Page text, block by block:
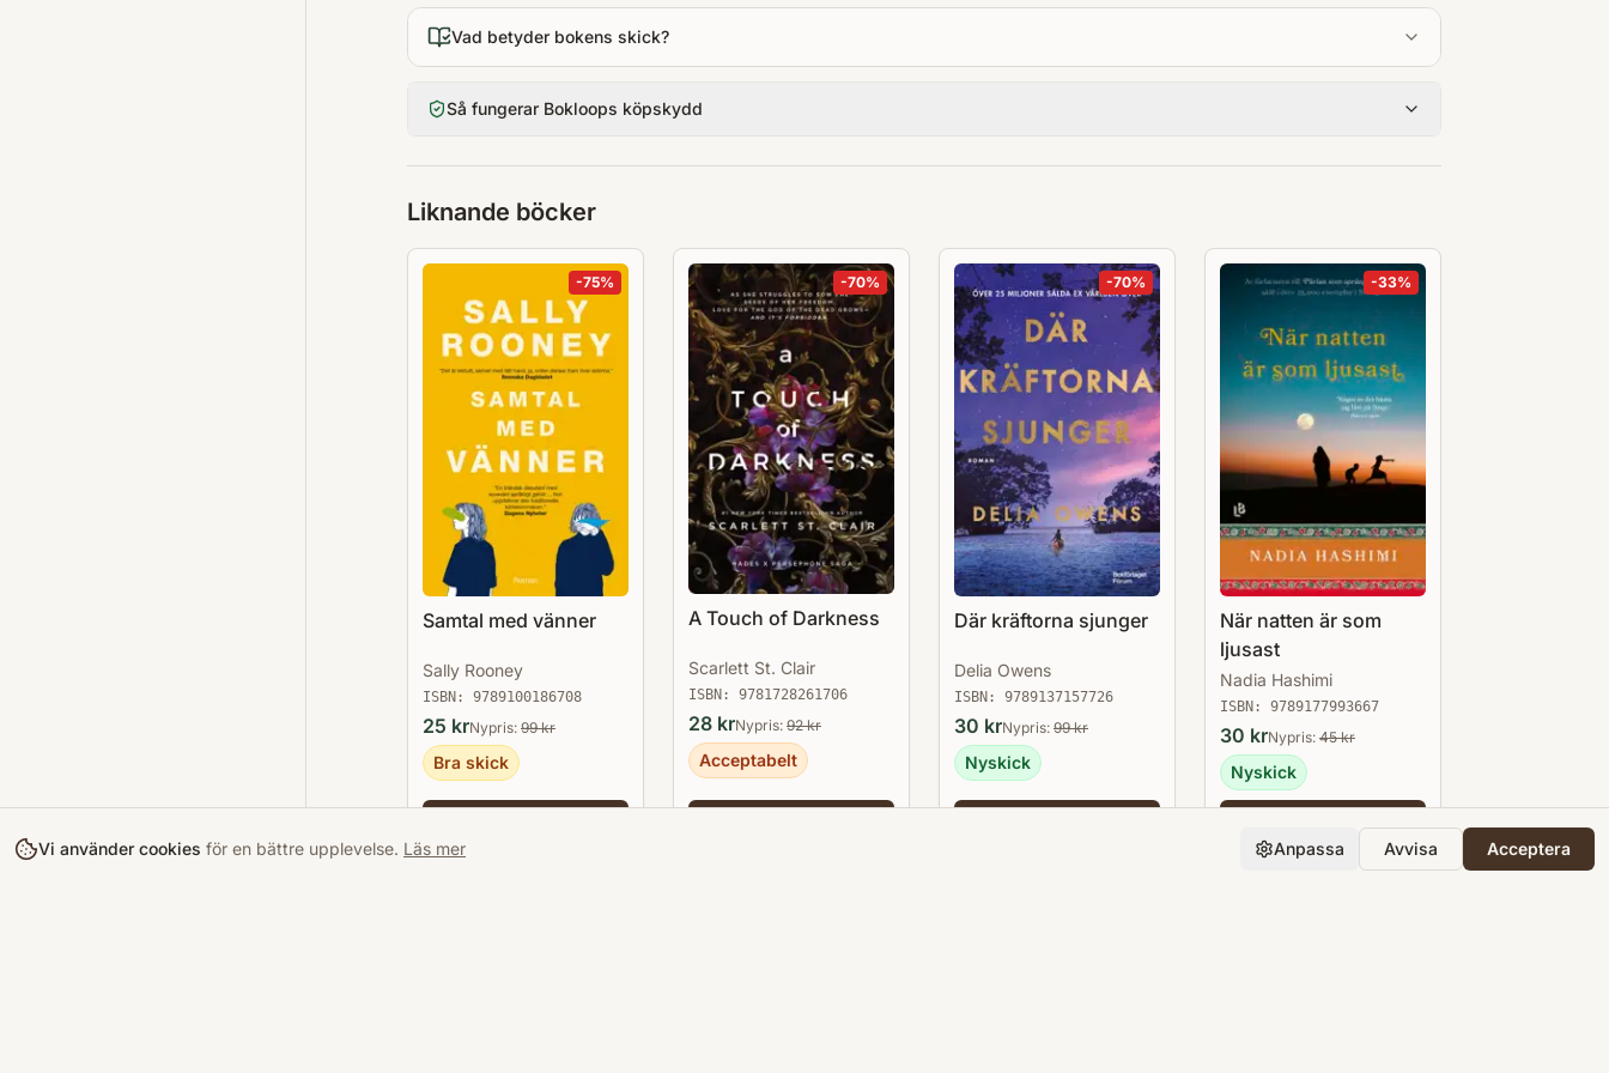
Vad betyder bokens skick?
Så fungerar Bokloops köpskydd
Liknande böcker
-75%
Samtal med vänner
Sally Rooney
ISBN: 9789100186708
25 krNypris: 99kr
Bra skick
-70%
A Touch of Darkness
Scarlett St. Clair
ISBN: 9781728261706
28 krNypris: 92kr
Acceptabelt
-70%
Där kräftorna sjunger
Delia Owens
ISBN: 9789137157726
30 krNypris: 99kr
Nyskick
-33%
När natten är som
ljusast
Nadia Hashimi
ISBN: 9789177993667
30 krNypris: 45kr
Nyskick
Vi använder cookies för en bättre upplevelse. Läs mer Anpassa Avvisa Acceptera